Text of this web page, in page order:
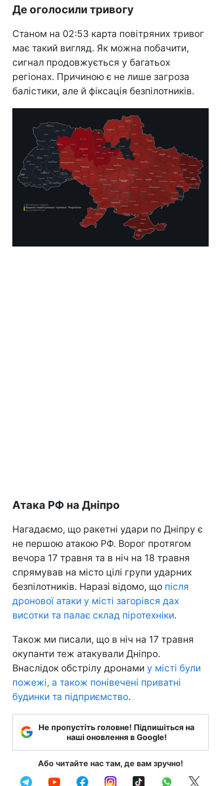
Де оголосили тривогу
Станом на 02:53 карта повітряних тривог
має такий вигляд. Як можна побачити,
сигнал продовжується у багатьох
регіонах. Причиною є не лише загроза
балістики, але й фіксація безпілотників.
Атака РФ на Дніпро
Нагадаємо, що ракетні удари по Дніпру є
не першою атакою РФ. Ворог протягом
вечора 17 травня та в ніч на 18 травня
спрямував на місто цілі групи ударних
безпілотників. Наразі відомо, що після
дронової атаки у місті загорівся дах
висотки та палає склад піротехніки.
Також ми писали, що в ніч на 17 травня
окупанти теж атакували Дніпро.
Внаслідок обстрілу дронами у місті були
пожежі, а також понівечені приватні
будинки та підприємство.
Не пропустіть головне! Підпишіться на
наші оновлення в Google!
Або читайте нас там, де вам зручно!